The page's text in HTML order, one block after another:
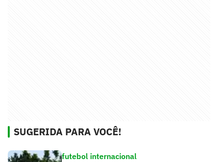
SUGERIDA PARA VOCÊ!
futebol internacional